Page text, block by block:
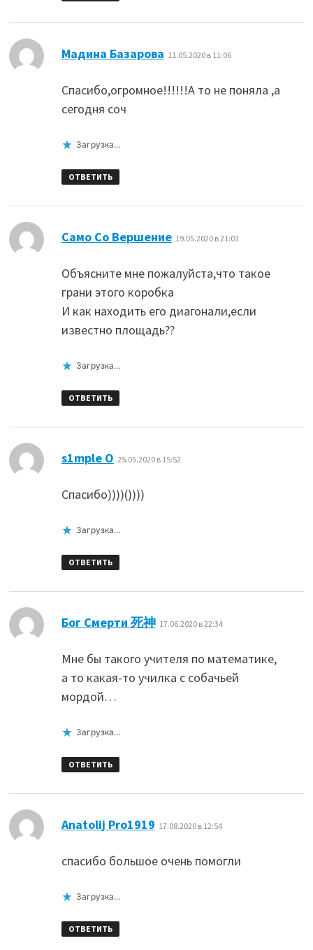
Мадина Базарова 11.05.2020 в 11:06
Спасибо,огромное!!!!!!А то не поняла ,а
сегодня соч
Загрузка...
ОТВЕТИТЬ
Само Со Вершение: 19.05.2020 в 21:03
Объясните мне пожалуйста,что такое
грани этого коробка
И как находить его диагонали,если
известно площадь??
Загрузка...
ОТВЕТИТЬ
s1mple O 25.05.2020 в 15:52
Спасибо))))())))
Загрузка...
ОТВЕТИТЬ
Бог Смерти 死神: 17.06.2020 в 22:34
Мне бы такого учителя по математике,
а то какая-то училка с собачьей
мордой…
Загрузка...
ОТВЕТИТЬ
Anatolij Pro1919 17.08.2020 в 12:54
спасибо большое очень помогли
Загрузка...
ОТВЕТИТЬ